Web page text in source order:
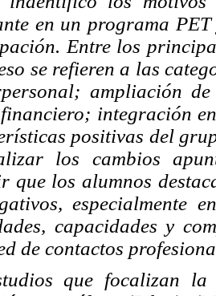
en un programa
Entre los
se refieren a las
ampliación
integración
positivas del
los cambios
que los alumnos
especialmente
capacidades y
de contactos
que focalizan